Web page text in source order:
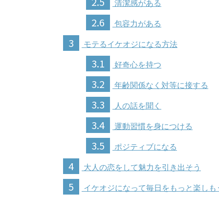
清潔感がある
2.6 包容力がある
3 モテるイケオジになる方法
3.1 好奇心を持つ
3.2 年齢関係なく対等に接する
3.3 人の話を聞く
3.4 運動習慣を身につける
3.5 ポジティブになる
4 大人の恋をして魅力を引き出そう
5 イケオジになって毎日をもっと楽しも